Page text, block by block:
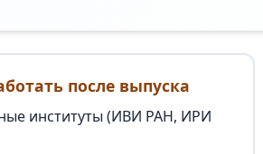
после выпуска
институты (ИВИ РАН, ИРИ